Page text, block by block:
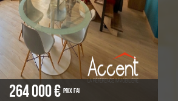
264 000 € Prix FAI